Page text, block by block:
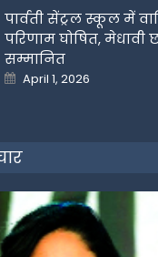
पार्वती सेंट्रल स्कूल में
परिणाम घोषित, मेधावी
सम्मानित
Posted
on
April 1, 2026